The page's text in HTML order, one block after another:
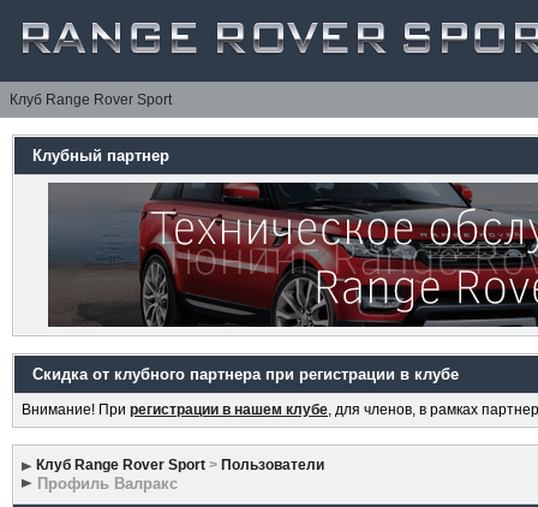
Клуб Range Rover Sport
Клубный партнер
Скидка от клубного партнера при регистрации в клубе
Внимание! При регистрации в нашем клубе, для членов, в рамках
Клуб Range Rover Sport > Пользователи
Профиль Валракс